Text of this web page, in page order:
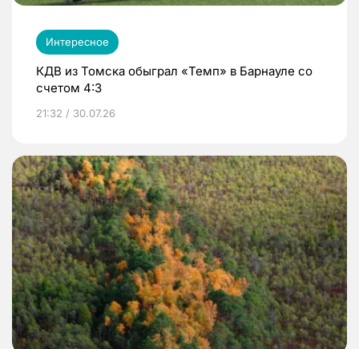
Интересное
КДВ из Томска обыграл «Темп» в Барнауле со
счетом 4:3
21:32 / 30.07.26